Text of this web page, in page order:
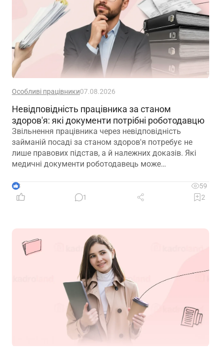
Особливі працівники07.08.2026
Невідповідність працівника за станом
здоров'я: які документи потрібні роботодавцю
Звільнення працівника через невідповідність
займаній посаді за станом здоров'я потребує не
лише правових підстав, а й належних доказів. Які
медичні документи роботодавець може
обставини – розповідаємо далі
3
59
1
2